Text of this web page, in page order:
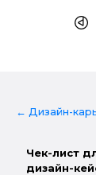
← Дизайн-
Чек-лист
дизайн-